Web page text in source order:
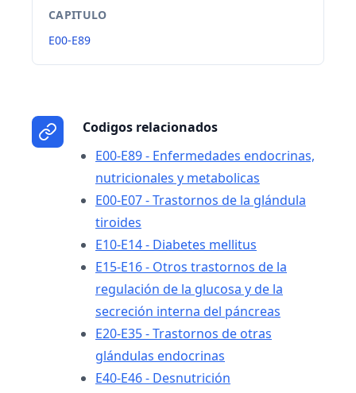
CAPITULO
E00-E89
Codigos relacionados
E00-E89 - Enfermedades endocrinas,
nutricionales y metabolicas
E00-E07 - Trastornos de la glándula
tiroides
E10-E14 - Diabetes mellitus
E15-E16 - Otros trastornos de la
regulación de la glucosa y de la
secreción interna del páncreas
E20-E35 - Trastornos de otras
glándulas endocrinas
E40-E46 - Desnutrición